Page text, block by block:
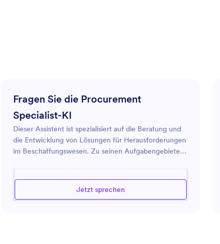
Fragen Sie die Procurement
Specialist-KI
Dieser Assistent ist spezialisiert auf die Beratung und
die Entwicklung von Lösungen für Herausforderungen
im Beschaffungswesen. Zu seinen Aufgabengebieten
Vertragsverhandlungen und die Optimierung der
Lieferkette. Dank seiner Expertise in
Jetzt sprechen